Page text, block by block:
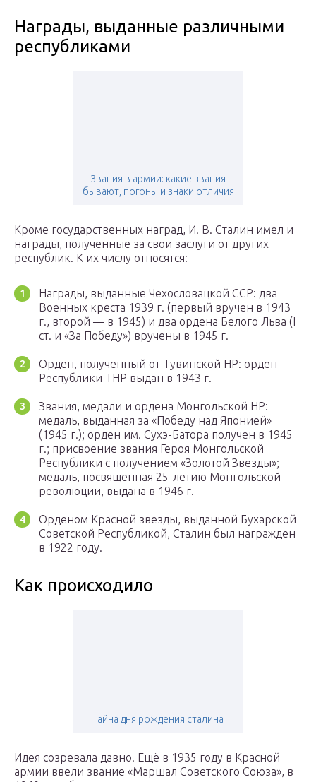
Награды, выданные различными
республиками
Звания в армии: какие звания
бывают, погоны и знаки отличия
Кроме государственных наград, И. В. Сталин имел и
награды, полученные за свои заслуги от других
республик. К их числу относятся:
Награды, выданные Чехословацкой ССР: два
Военных креста 1939 г. (первый вручен в 1943
г., второй — в 1945) и два ордена Белого Льва (I
ст. и «За Победу») вручены в 1945 г.
Орден, полученный от Тувинской НР: орден
Республики ТНР выдан в 1943 г.
Звания, медали и ордена Монгольской НР:
медаль, выданная за «Победу над Японией»
(1945 г.); орден им. Сухэ-Батора получен в 1945
г.; присвоение звания Героя Монгольской
Республики с получением «Золотой Звезды»;
медаль, посвященная 25-летию Монгольской
революции, выдана в 1946 г.
Орденом Красной звезды, выданной Бухарской
Советской Республикой, Сталин был награжден
в 1922 году.
Как происходило
Тайна дня рождения сталина
Идея созревала давно. Ещё в 1935 году в Красной
армии ввели звание «Маршал Советского Союза», в